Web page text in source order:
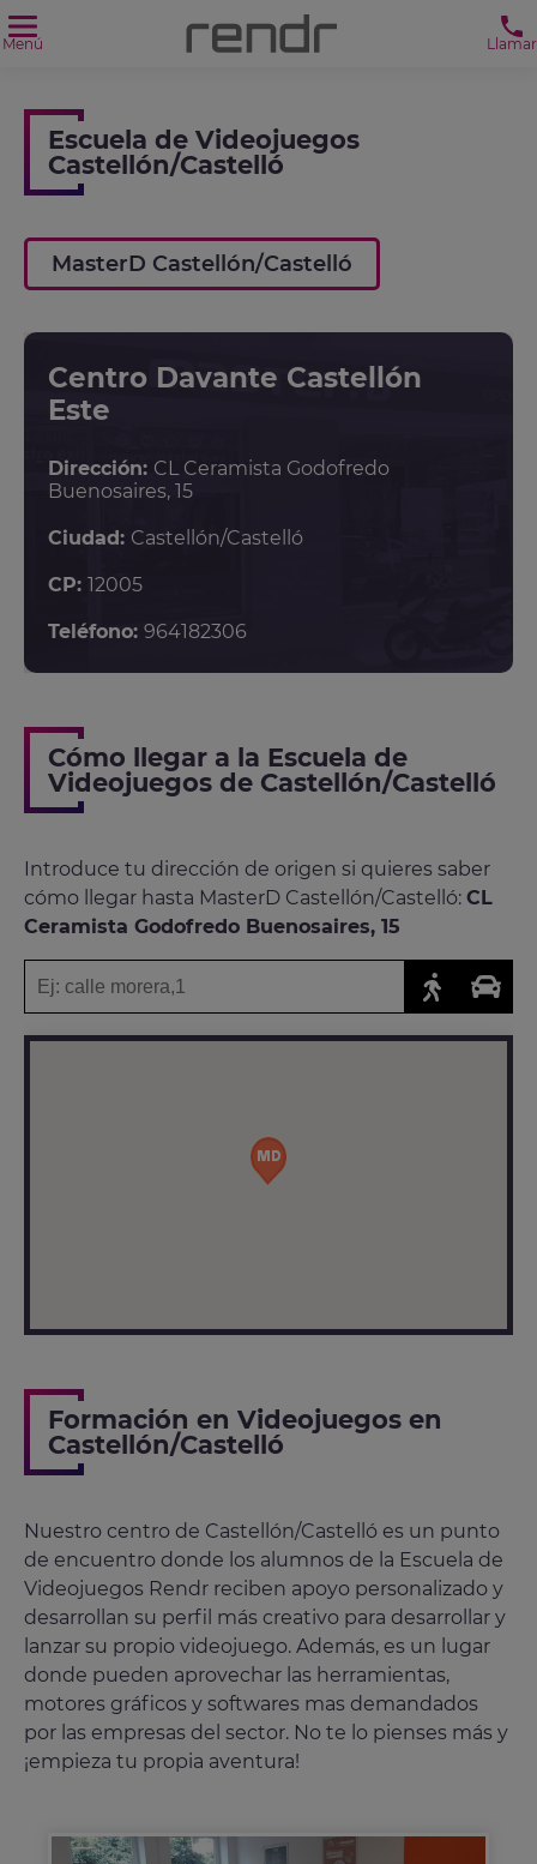
Menú Llamar
Escuela de Videojuegos
Castellón/Castelló
MasterD Castellón/Castelló
Centro Davante Castellón
Este
Dirección: CL Ceramista Godofredo
Buenosaires, 15
Ciudad: Castellón/Castelló
CP: 12005
Teléfono: 964182306
Cómo llegar a la Escuela de
Videojuegos de Castellón/Castelló
Introduce tu dirección de origen si quieres saber
cómo llegar hasta MasterD Castellón/Castelló: CL
Ceramista Godofredo Buenosaires, 15
Formación en Videojuegos en
Castellón/Castelló
Nuestro centro de Castellón/Castelló es un punto
de encuentro donde los alumnos de la Escuela de
Videojuegos Rendr reciben apoyo personalizado y
desarrollan su perfil más creativo para desarrollar y
lanzar su propio videojuego. Además, es un lugar
donde pueden aprovechar las herramientas,
motores gráficos y softwares mas demandados
por las empresas del sector. No te lo pienses más y
¡empieza tu propia aventura!